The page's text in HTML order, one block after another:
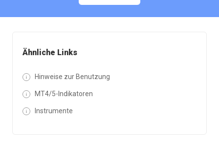
Ähnliche Links
Hinweise zur Benutzung
MT4/5-Indikatoren
Instrumente